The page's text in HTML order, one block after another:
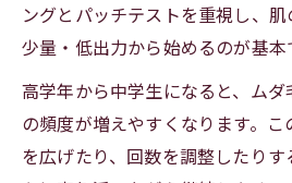
ングとパッチテストを重視し、
少量・低出力から始めるのが基本
高学年から中学生になると、ム
の頻度が増えやすくなります。
を広げたり、回数を調整したり